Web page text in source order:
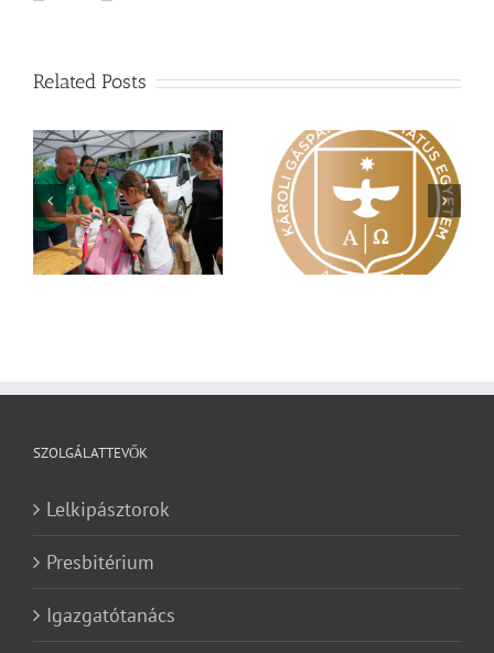
Related Posts
Nagy érdeklődés övezi
a Károli képzéseit
Vasárnapi üzenet –
Zsoltárok 149
SZOLGÁLATTEVŐK
Lelkipásztorok
Presbitérium
Igazgatótanács